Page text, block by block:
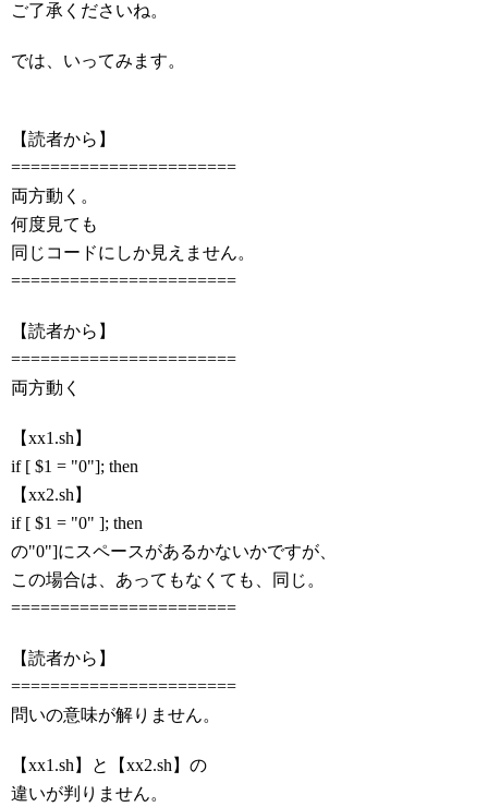
ご了承くださいね。
では、いってみます。
【読者から】
=======================
両方動く。
何度見ても
同じコードにしか見えません。
=======================
【読者から】
=======================
両方動く
【xx1.sh】
if [ $1 = "0"]; then
【xx2.sh】
if [ $1 = "0" ]; then
の"0"]にスペースがあるかないかですが、
この場合は、あってもなくても、同じ。
=======================
【読者から】
=======================
問いの意味が解りません。
【xx1.sh】と【xx2.sh】の
違いが判りません。